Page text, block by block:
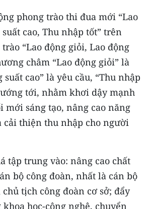
phong trào thi đua mới “Lao
cao, Thu nhập tốt” trên
“Lao động giỏi, Lao động
châm “Lao động giỏi” là
cao” là yêu cầu, “Thu nhập
tới, nhằm khơi dậy mạnh
mới sáng tạo, nâng cao năng
cải thiện thu nhập cho người
tập trung vào: nâng cao chất
bộ công đoàn, nhất là cán bộ
tịch công đoàn cơ sở; đẩy
học-công nghệ, chuyển